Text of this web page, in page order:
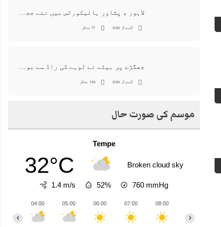
لاہور ، پشاور ہائیکورٹس میں نئے ججز کی تعیناتی اور مستقلی التواء کا شکار
اگست 5, 2026 77 مناظر
جھگڑے پر بیٹے نے لوہے کی راڈ سے بوڑھی ماں اور ہمسائی کو قتل کردیا
اگست 5, 2026 138 مناظر
موسم کی صورت حال
Tempe
32°C Broken cloud sky
1.4 m/s 52% 760 mmHg
04:00 05:00 06:00 07:00 08:00
‹ ›